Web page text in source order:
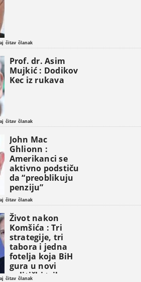
čitav članak
Prof. dr. Asim
Mujkić : Dodikov
Kec iz rukava
čitav članak
John Mac
Ghlionn :
Amerikanci se
aktivno podstiču
da “preoblikuju
penziju”
čitav članak
Život nakon
Komšića : Tri
strategije, tri
tabora i jedna
fotelja koja BiH
gura u novi
politički triler
čitav članak